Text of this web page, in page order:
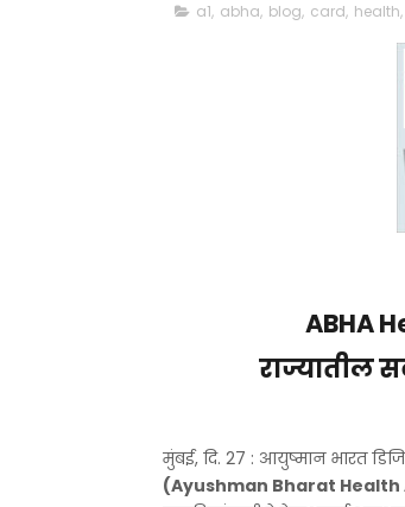
a1, abha, blog, card, health,
ABHA
राज्यातील
मुंबई, दि. 27 : आयुष्मान भारत
(Ayushman Bharat Health